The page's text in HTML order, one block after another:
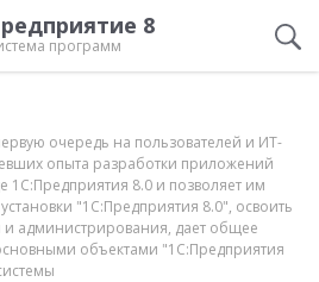
8
программ
очередь на пользователей и ИТ-
опыта разработки приложений
1С:Предприятия 8.0 и позволяет им
"1С:Предприятия 8.0", освоить
администрирования, дает общее
объектами "1С:Предприятия